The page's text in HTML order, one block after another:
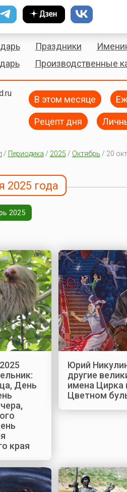
Праздники
Производственные
В этом месяце
Рецепт дня
/ Периодика / 2025 / Октябрь / 20
2025 года
2025
День
края
Юрий
другие
имена Цирка
Цветном